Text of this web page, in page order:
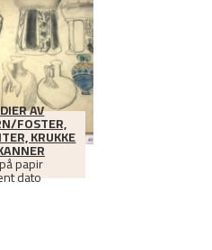
AV
FOSTER,
KRUKKE
papir
dato